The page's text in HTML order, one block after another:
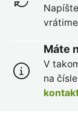
Máte
V
na čísle